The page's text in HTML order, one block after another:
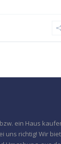
ein Haus
uns richtig! Wir